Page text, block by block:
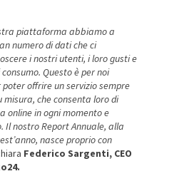
piattaforma abbiamo a
numero di dati che ci
i nostri utenti, i loro gusti e
Questo è per noi
offrire un servizio sempre
misura, che consenta loro di
online in ogni momento e
Il nostro Report Annuale, alla
nasce proprio con
Federico Sargenti, CEO